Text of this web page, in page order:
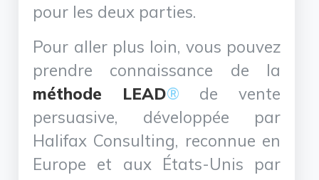
pour les deux parties.
Pour aller plus loin, vous pouvez
prendre connaissance de la
méthode LEAD® de vente
persuasive, développée par
Halifax Consulting, reconnue en
Europe et aux États-Unis par